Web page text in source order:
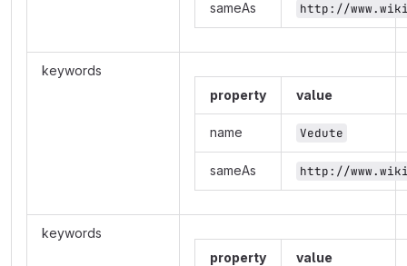
sameAs http://
keywords
property
value
name Vedute
sameAs http://
keywords
property
value